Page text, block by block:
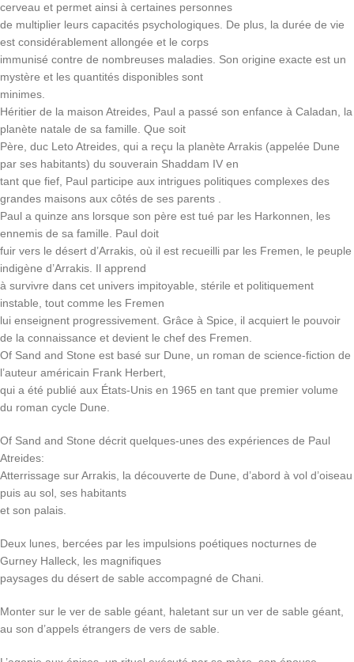
cerveau et permet ainsi à certaines personnes
de multiplier leurs capacités psychologiques. De plus, la durée de vie
est considérablement allongée et le corps
immunisé contre de nombreuses maladies. Son origine exacte est un
mystère et les quantités disponibles sont
minimes.
Héritier de la maison Atreides, Paul a passé son enfance à Caladan, la
planète natale de sa famille. Que soit
Père, duc Leto Atreides, qui a reçu la planète Arrakis (appelée Dune
par ses habitants) du souverain Shaddam IV en
tant que fief, Paul participe aux intrigues politiques complexes des
grandes maisons aux côtés de ses parents .
Paul a quinze ans lorsque son père est tué par les Harkonnen, les
ennemis de sa famille. Paul doit
fuir vers le désert d’Arrakis, où il est recueilli par les Fremen, le peuple
indigène d’Arrakis. Il apprend
à survivre dans cet univers impitoyable, stérile et politiquement
instable, tout comme les Fremen
lui enseignent progressivement. Grâce à Spice, il acquiert le pouvoir
de la connaissance et devient le chef des Fremen.
Of Sand and Stone est basé sur Dune, un roman de science-fiction de
l’auteur américain Frank Herbert,
qui a été publié aux États-Unis en 1965 en tant que premier volume
du roman cycle Dune.
Of Sand and Stone décrit quelques-unes des expériences de Paul
Atreides:
Atterrissage sur Arrakis, la découverte de Dune, d’abord à vol d’oiseau
puis au sol, ses habitants
et son palais.
Deux lunes, bercées par les impulsions poétiques nocturnes de
Gurney Halleck, les magnifiques
paysages du désert de sable accompagné de Chani.
Monter sur le ver de sable géant, haletant sur un ver de sable géant,
au son d’appels étrangers de vers de sable.